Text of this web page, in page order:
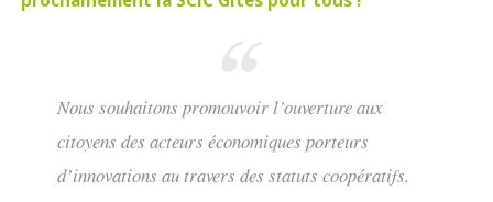
Nous souhaitons promouvoir l’ouverture aux
citoyens des acteurs économiques porteurs
d’innovations au travers des statuts coopératifs.